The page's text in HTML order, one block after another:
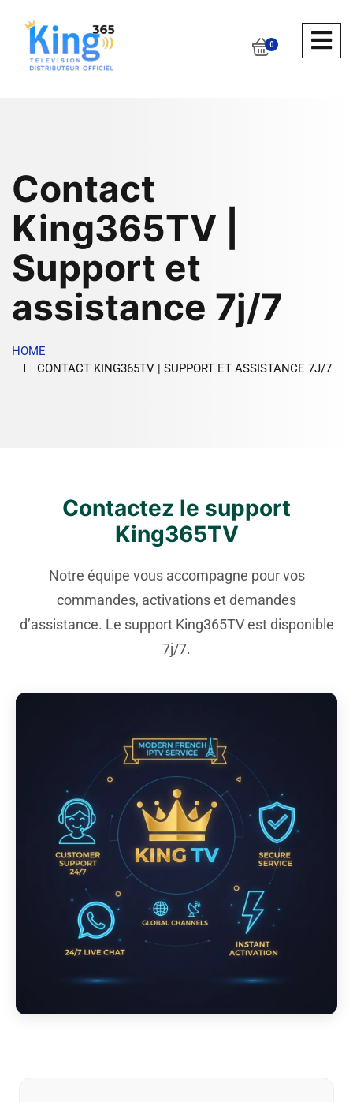
0
Contact
King365TV |
Support et
assistance 7j/7
HOME
CONTACT KING365TV | SUPPORT ET ASSISTANCE 7J/7
Contactez le support
King365TV
Notre équipe vous accompagne pour vos
commandes, activations et demandes
d’assistance. Le support King365TV est disponible
7j/7.